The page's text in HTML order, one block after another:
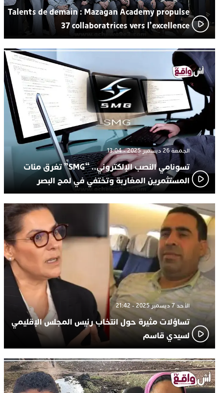
Talents de demain : Mazagan Academy propulse
37 collaboratrices vers l’excellence
الجمعة 26 ديسمبر 2025 - 13:04
تسونامي النصب الإلكتروني.. “SMG” تغرق مئات
المستثمرين المغاربة وتختفي في لمح البصر
الأحد 7 ديسمبر 2025 - 21:42
تساؤلات مثيرة حول انتخاب رئيس المجلس الإقليمي
لسيدي قاسم